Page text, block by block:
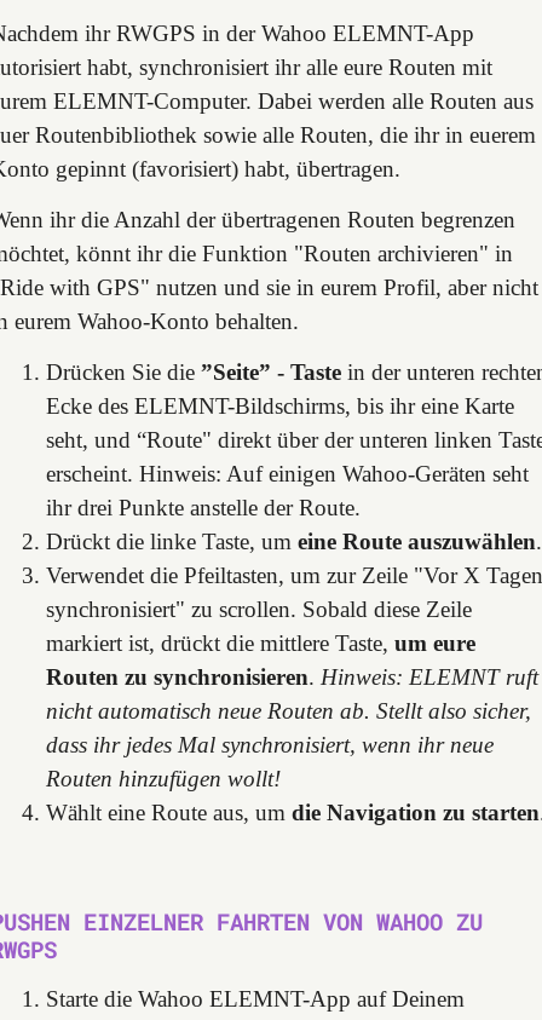
ihr RWGPS in der Wahoo ELEMNT-App
habt, synchronisiert ihr alle eure Routen mit
ELEMNT-Computer. Dabei werden alle Routen aus
Routenbibliothek sowie alle Routen, die ihr in euerem
gepinnt (favorisiert) habt, übertragen.
ihr die Anzahl der übertragenen Routen begrenzen
könnt ihr die Funktion "Routen archivieren" in
with GPS" nutzen und sie in eurem Profil, aber nicht
eurem Wahoo-Konto behalten.
Drücken Sie die ”Seite” - Taste in der unteren
Ecke des ELEMNT-Bildschirms, bis ihr eine Karte
seht, und “Route" direkt über der unteren linken
erscheint. Hinweis: Auf einigen Wahoo-Geräten seht
ihr drei Punkte anstelle der Route.
Drückt die linke Taste, um eine Route auszuwählen.
Verwendet die Pfeiltasten, um zur Zeile "Vor X Tagen
synchronisiert" zu scrollen. Sobald diese Zeile
markiert ist, drückt die mittlere Taste, um eure
Routen zu synchronisieren. Hinweis: ELEMNT ruft
nicht automatisch neue Routen ab. Stellt also sicher,
dass ihr jedes Mal synchronisiert, wenn ihr neue
Routen hinzufügen wollt!
Wählt eine Route aus, um die Navigation zu starten
EINZELNER FAHRTEN VON WAHOO ZU
Starte die Wahoo ELEMNT-App auf Deinem